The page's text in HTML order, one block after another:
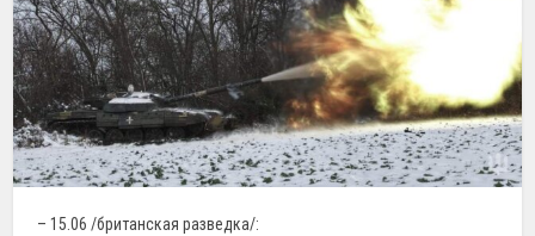
– 15.06 /британская разведка/: